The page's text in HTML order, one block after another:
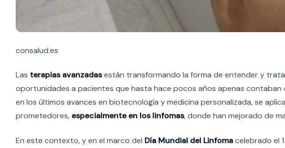
consalud.es
Las terapias avanzadasestán transformando la forma de entender y
oportunidades a pacientes que hasta hace pocos años apenas
en los últimos avances en biotecnología y medicina personalizada, se
prometedores, especialmente en los linfomas, donde han mejorado de
En este contexto, y en el marco del Día Mundial del Linfomacelebrado el